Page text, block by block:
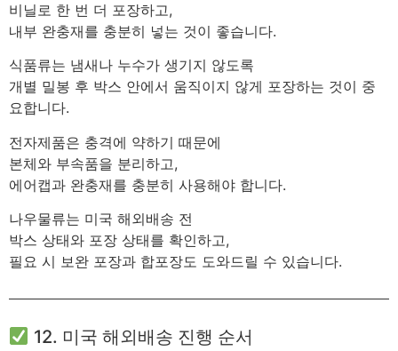
비닐로 한 번 더 포장하고,
내부 완충재를 충분히 넣는 것이 좋습니다.
식품류는 냄새나 누수가 생기지 않도록
개별 밀봉 후 박스 안에서 움직이지 않게 포장하는 것이 중
요합니다.
전자제품은 충격에 약하기 때문에
본체와 부속품을 분리하고,
에어캡과 완충재를 충분히 사용해야 합니다.
나우물류는 미국 해외배송 전
박스 상태와 포장 상태를 확인하고,
필요 시 보완 포장과 합포장도 도와드릴 수 있습니다.
12. 미국 해외배송 진행 순서